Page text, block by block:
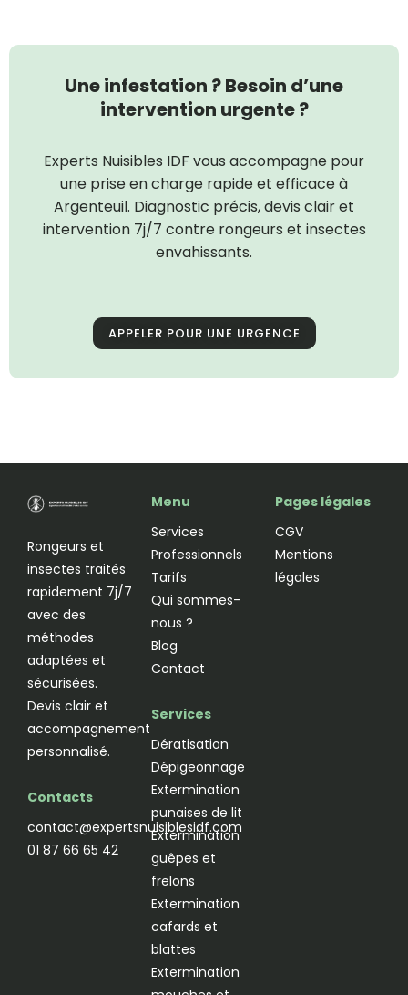
Une infestation ? Besoin d’une
intervention urgente ?
Experts Nuisibles IDF vous accompagne pour
une prise en charge rapide et efficace à
Argenteuil. Diagnostic précis, devis clair et
intervention 7j/7 contre rongeurs et insectes
envahissants.
APPELER POUR UNE URGENCE
Rongeurs et
insectes traités
rapidement 7j/7
avec des
méthodes
adaptées et
sécurisées.
Devis clair et
accompagnement
personnalisé.
Contacts
contact@expertsnuisiblesidf.com
01 87 66 65 42
Menu
Services
Professionnels
Tarifs
Qui sommes-
nous ?
Blog
Contact
Services
Dératisation
Dépigeonnage
Extermination
punaises de lit
Extermination
guêpes et
frelons
Extermination
cafards et
blattes
Extermination
Pages légales
CGV
Mentions
légales